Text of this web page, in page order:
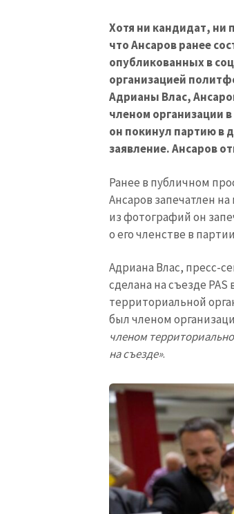
Хотя ни кандидат, ни
что Ансаров ранее
опубликованных в
организацией
Адрианы Влас,
членом организации
он покинул партию в
заявление. Ансаров
Ранее в публичном
Ансаров запечатлен
из фотографий он
о его членстве в
Адриана Влас, пресс-
сделана на съезде
территориальной
был членом
членом
на съезде».